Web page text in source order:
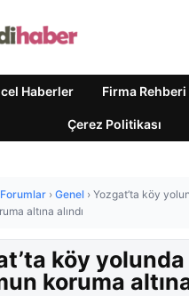
Haberler Firma Rehberi
Çerez Politikası
Forumlar › Genel › Yozgat’ta köy
altına alındı
köy
koruma altına